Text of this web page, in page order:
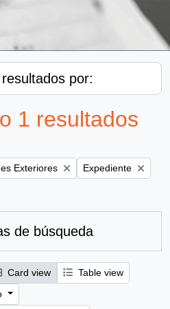
por:
1 resultados
Exteriores Remove filter:
Expediente
de búsqueda
Card view
Table view